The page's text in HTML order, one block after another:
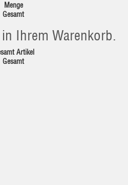
Menge
Gesamt
Ihrem Warenkorb.
Artikel
Gesamt